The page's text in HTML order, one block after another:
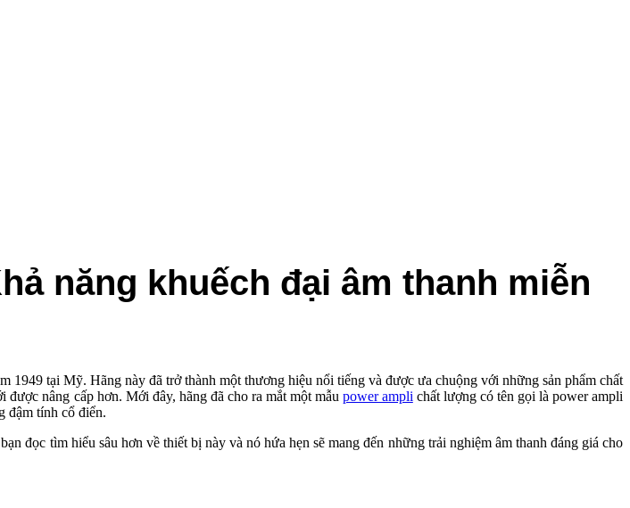
năng khuếch đại âm thanh miễn
1949 tại Mỹ. Hãng này đã trở thành một thương hiệu nổi tiếng và được ưa chuộng với những sản phẩm chất
nâng cấp hơn. Mới đây, hãng đã cho ra mắt một mẫu power ampli chất lượng có tên gọi là power ampli
đậm tính cổ điển.
đọc tìm hiểu sâu hơn về thiết bị này và nó hứa hẹn sẽ mang đến những trải nghiệm âm thanh đáng giá cho